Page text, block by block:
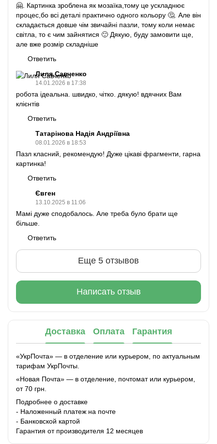
🤗. Картинка зроблена як мозаїка,тому це ускладнює
процес,бо всі деталі практично одного кольору 🤔. Але він
складається довше чім звичайні пазли, тому коли немає
світла, то є чим зайнятися 🙂 Дякую, буду замовити ще,
але вже розмір складніше
Ответить
Лиля Савченко
14.01.2026 в 17:38
робота ідеальна. швидко, чітко. дякую! вдячних Вам
клієнтів
Ответить
Татарінова Надія Андріївна
08.01.2026 в 18:53
Пазл класний, рекомендую! Дуже цікаві фрагменти, гарна
картинка!
Ответить
Євген
13.10.2025 в 11:06
Мамі дуже сподобалось. Але треба було брати ще
більше.
Ответить
Еще 5 отзывов
Написать отзыв
Доставка Оплата Гарантия
«УкрПочта» — в отделение или курьером, по актуальным
тарифам УкрПочты.
«Новая Почта» — в отделение, почтомат или курьером,
от 70 грн.
Подробнее о доставке
- Наложенный платеж на почте
- Банковской картой
Гарантия от производителя 12 месяцев